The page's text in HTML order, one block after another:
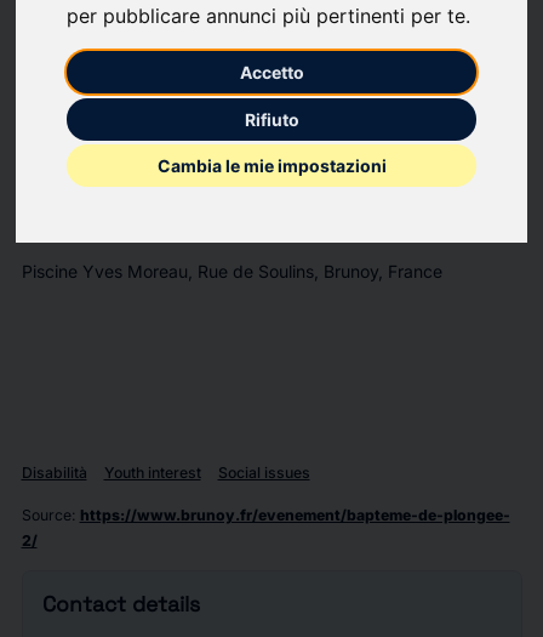
per pubblicare annunci più pertinenti per te.
Accetto
Rifiuto
Cambia le mie impostazioni
Le Neptune Club de Brunoy propose des baptêmes de
plongée gratuits dès 8 ans,
les mercredis à 20h45 du 8 juillet
au 19 août inclus.
Apportez maillot et bonnet de bain. La présence d’un parent
est obligatoire pour les mineurs. Les personnes en situation de
Piscine Yves Moreau, Rue de Soulins, Brunoy, France
Disabilità Youth interest Social issues
Source: https://www.brunoy.fr/evenement/bapteme-de-plongee-
2/
Contact details